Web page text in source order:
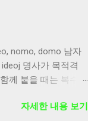
nomo, domo 남자
명사가 목적격
께 붙을 때는 복수형
자세한 내용 보기